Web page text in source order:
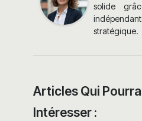
solide
stratégique.
Articles Qui
Intéresser :